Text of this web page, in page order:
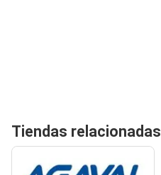
Tiendas relacionadas